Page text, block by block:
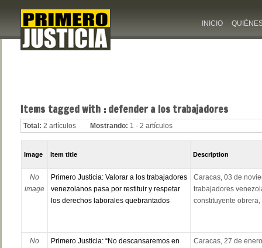
INICIO
Items tagged with : defender a los trabajadores
Total: 2 artículos Mostrando: 1 - 2 artículos
Image Item title Description
No
image
Primero Justicia: Valorar a los trabajadores
venezolanos pasa por restituir y respetar
los derechos laborales quebrantados
Caracas, 03 de
trabajadores
constituyente
No
Primero Justicia: “No descansaremos en
Caracas, 27 de